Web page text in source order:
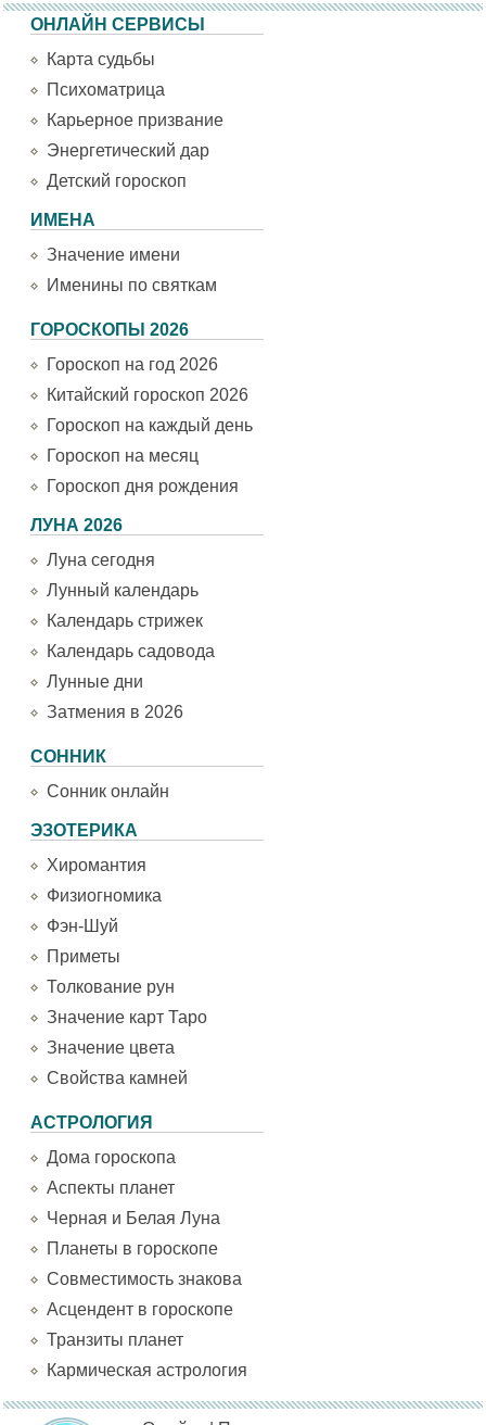
ОНЛАЙН СЕРВИСЫ
Карта судьбы
Психоматрица
Карьерное призвание
Энергетический дар
Детский гороскоп
ИМЕНА
Значение имени
Именины по святкам
ГОРОСКОПЫ 2026
Гороскоп на год 2026
Китайский гороскоп 2026
Гороскоп на каждый день
Гороскоп на месяц
Гороскоп дня рождения
ЛУНА 2026
Луна сегодня
Лунный календарь
Календарь стрижек
Календарь садовода
Лунные дни
Затмения в 2026
СОННИК
Сонник онлайн
ЭЗОТЕРИКА
Хиромантия
Физиогномика
Фэн-Шуй
Приметы
Толкование рун
Значение карт Таро
Значение цвета
Свойства камней
АСТРОЛОГИЯ
Дома гороскопа
Аспекты планет
Черная и Белая Луна
Планеты в гороскопе
Совместимость знакова
Асцендент в гороскопе
Транзиты планет
Кармическая астрология